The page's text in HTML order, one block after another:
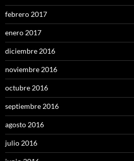
febrero 2017
enero 2017
diciembre 2016
noviembre 2016
octubre 2016
septiembre 2016
agosto 2016
julio 2016